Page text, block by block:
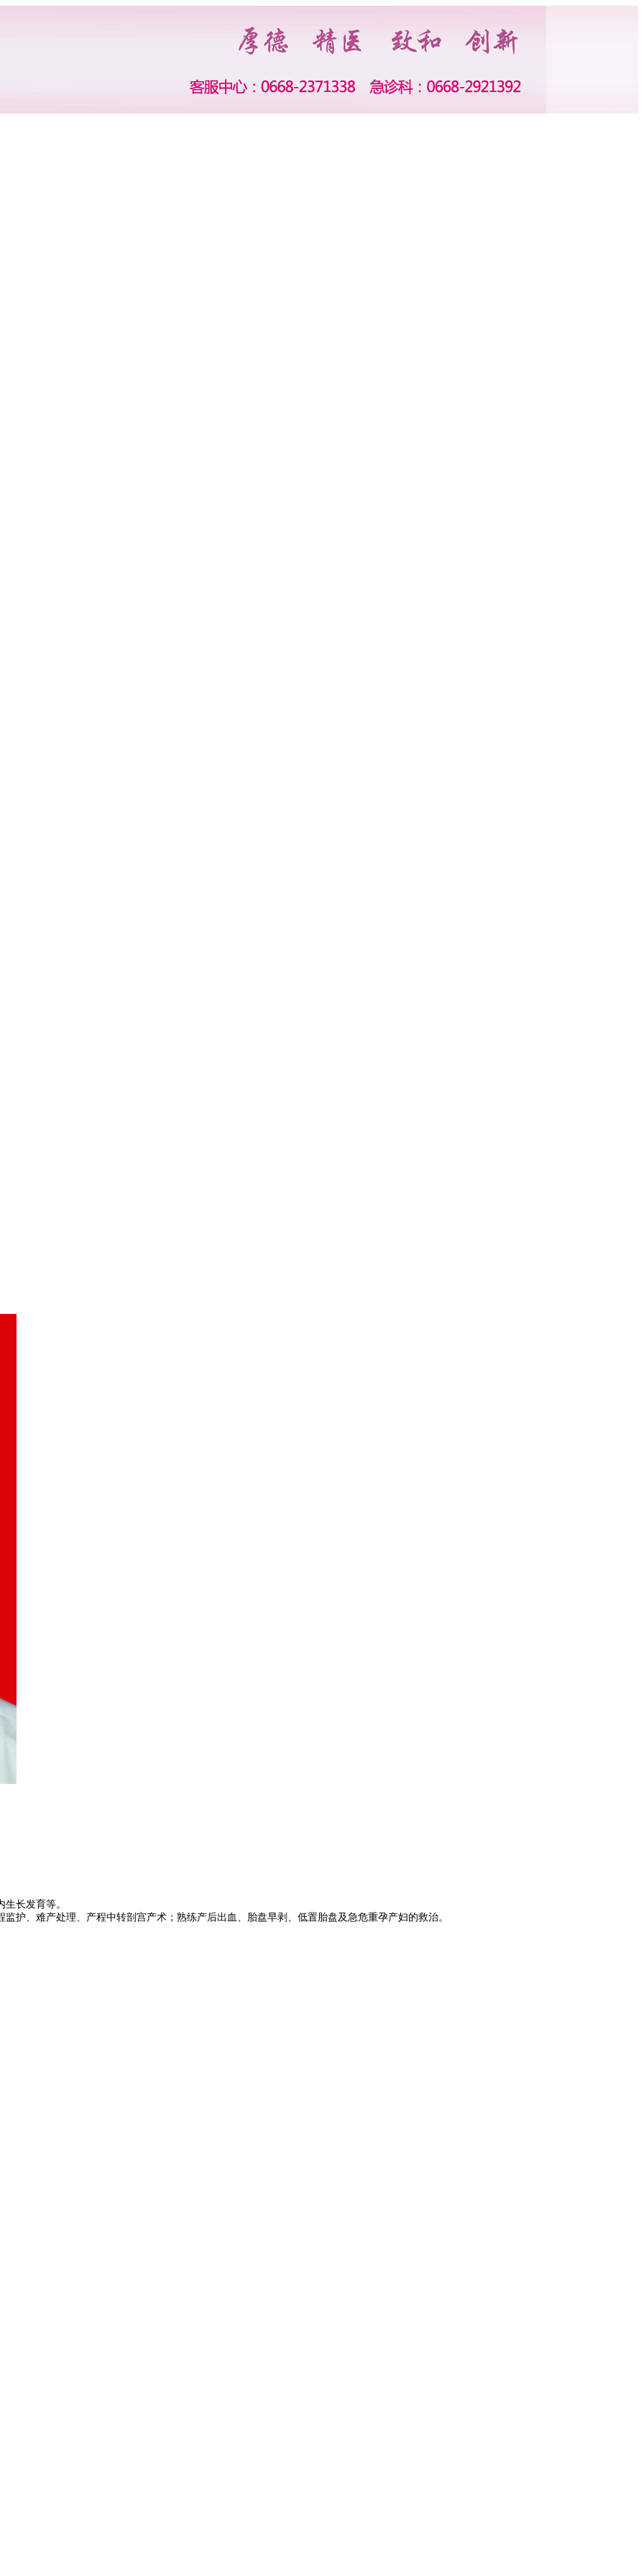
长发育等。
护、难产处理、产程中转剖宫产术；熟练产后出血、胎盘早剥、低置胎盘及急危重孕产妇的救治。